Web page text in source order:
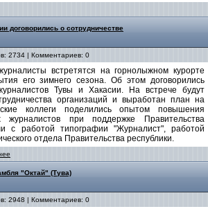
договорились о сотрудничестве
2734 | Комментариев: 0
встретятся на горнолыжном курорте
его зимнего сезона. Об этом договорились
Тувы и Хакасии. На встрече будут
организаций и выработан план на
коллеги поделились опытом повышения
журналистов при поддержке Правительства
с работой типографии "Журналист", работой
отдела Правительства республики.
"Октай" (Тува)
2948 | Комментариев: 0